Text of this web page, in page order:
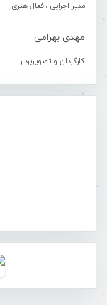
مدیر اجرایی ، فعال هنری
مهدی بهرامی
کارگردان و تصویربردار